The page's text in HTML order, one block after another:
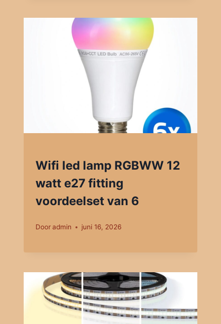
Wifi led lamp RGBWW 12
watt e27 fitting
voordeelset van 6
Dooradmin juni 16, 2026